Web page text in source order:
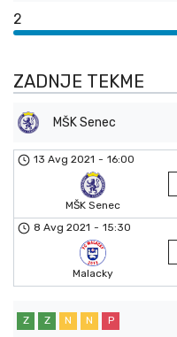
2
ZADNJE TEKME
MŠK Senec
13 Avg 2021 - 16:00
MŠK Senec
8 Avg 2021 - 15:30
Malacky
Z Z N N P